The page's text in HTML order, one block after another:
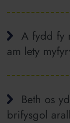
A fydd fy
am lety
Beth os
brifysgol